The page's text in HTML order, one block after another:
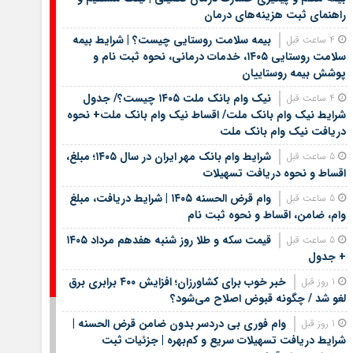
راهنمای ثبت هزینه‌های درمان
بیمه سلامت روستایی چیست؟ | شرایط بیمه
سلامت روستایی ۱۴۰۵، خدمات درمانی، نحوه ثبت نام و
پوشش بیمه روستاییان
نیک وام بانک ملت ۱۴۰۵ چیست؟/ جدول
شرایط نیک وام بانک ملت/ اقساط نیک وام بانک ملت+ نحوه
دریافت نیک وام بانک ملت
5 ساعت قبل
شرایط وام بانک مهر ایران در سال ۱۴۰۵؛ مبلغ،
اقساط و نحوه دریافت تسهیلات
5 ساعت قبل
وام قرض الحسنه ۱۴۰۵ | شرایط دریافت، مبلغ
وام، ضامن، اقساط و نحوه ثبت نام
5 ساعت قبل
قیمت سکه و طلا روز شنبه هفدهم مرداد ۱۴۰۵
+ جدول
خبر خوب برای کشاورزان؛ افزایش ۴۰۰ برابری برق
لغو شد / چگونه قبوض اصلاح می‌شود؟
وام فوری بی دردسر بدون ضامن قرض الحسنه |
شرایط دریافت تسهیلات سریع و کم‌بهره | جزئیات ثبت